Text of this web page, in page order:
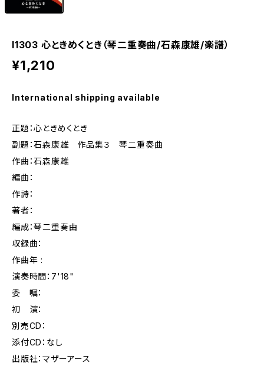
I1303 心ときめくとき（琴二重奏曲/石森康雄/楽譜）
¥1,210
International shipping available
正題：心ときめくとき
副題：石森康雄 作品集３ 琴二重奏曲
作曲：石森康雄
編曲：
作詩：
著者：
編成：琴二重奏曲
収録曲：
作曲年 :
演奏時間：7'18"
委 嘱：
初 演：
別売CD：
添付CD：なし
出版社：マザーアース